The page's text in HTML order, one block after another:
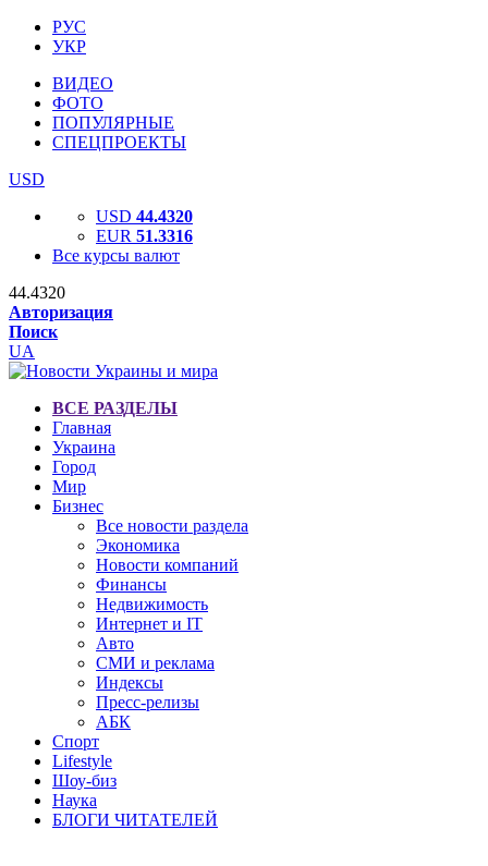
РУС
УКР
ВИДЕО
ФОТО
ПОПУЛЯРНЫЕ
СПЕЦПРОЕКТЫ
USD
USD 44.4320
EUR 51.3316
Все курсы валют
44.4320
Авторизация
Поиск
UA
ВСЕ РАЗДЕЛЫ
Главная
Украина
Город
Мир
Бизнес
Все новости раздела
Экономика
Новости компаний
Финансы
Недвижимость
Интернет и IT
Авто
СМИ и реклама
Индексы
Пресс-релизы
АБК
Спорт
Lifestyle
Шоу-биз
Наука
БЛОГИ ЧИТАТЕЛЕЙ